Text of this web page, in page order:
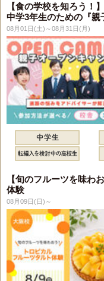
【食の学校を知ろう！】
中学3年生のための『親
08月01日(土)～08月31日(月)
【旬のフルーツを味わ
体験
08月09日(日)～